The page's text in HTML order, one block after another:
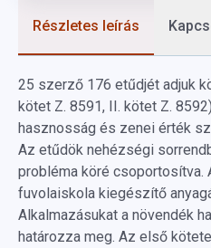
Részletes leírás
25 szerző 176 etűdjét adjuk
kötet Z. 8591, II. kötet Z.
hasznosság és zenei érték
Az etűdök nehézségi
probléma köré csoportosítva.
fuvolaiskola kiegészítő
Alkalmazásukat a növendék
határozza meg. Az első